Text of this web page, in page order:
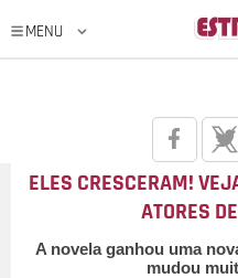
ELES CRESCERAM!
ATORES DE
A novela ganhou uma
mudou